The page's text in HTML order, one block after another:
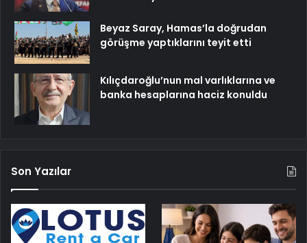
Beyaz Saray, Hamas’la doğrudan
görüşme yaptıklarını teyit etti
Kılıçdaroğlu’nun mal varlıklarına ve
banka hesaplarına haciz konuldu
Son Yazılar